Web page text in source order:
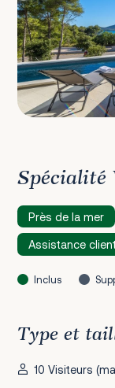
Spécialité
Près de la mer
Assistance
Inclus
Type et
10 Visiteurs